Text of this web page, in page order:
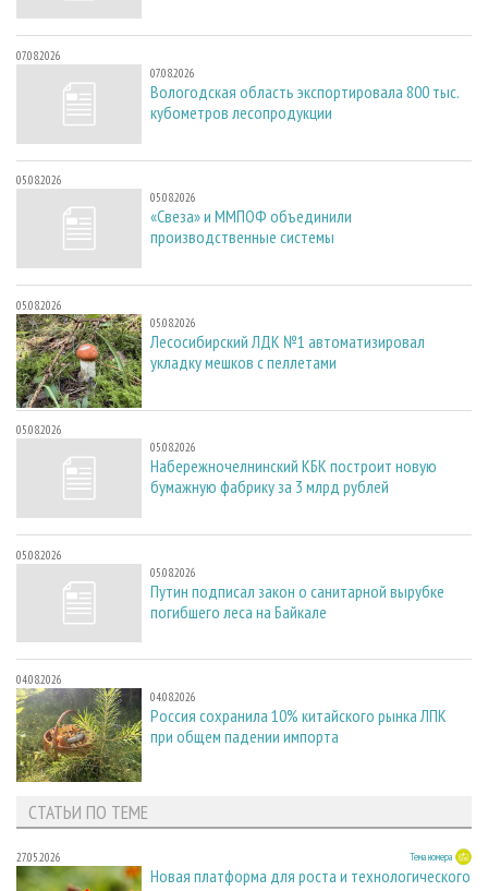
07.08.2026
07.08.2026
Вологодская область экспортировала 800 тыс.
кубометров лесопродукции
05.08.2026
05.08.2026
«Свеза» и ММПОФ объединили
производственные системы
05.08.2026
05.08.2026
Лесосибирский ЛДК №1 автоматизировал
укладку мешков с пеллетами
05.08.2026
05.08.2026
Набережночелнинский КБК построит новую
бумажную фабрику за 3 млрд рублей
05.08.2026
05.08.2026
Путин подписал закон о санитарной вырубке
погибшего леса на Байкале
04.08.2026
04.08.2026
Россия сохранила 10% китайского рынка ЛПК
при общем падении импорта
СТАТЬИ ПО ТЕМЕ
27.05.2026 Тема номера
Новая платформа для роста и технологического